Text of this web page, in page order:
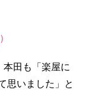
田も「楽屋に
思いました」と